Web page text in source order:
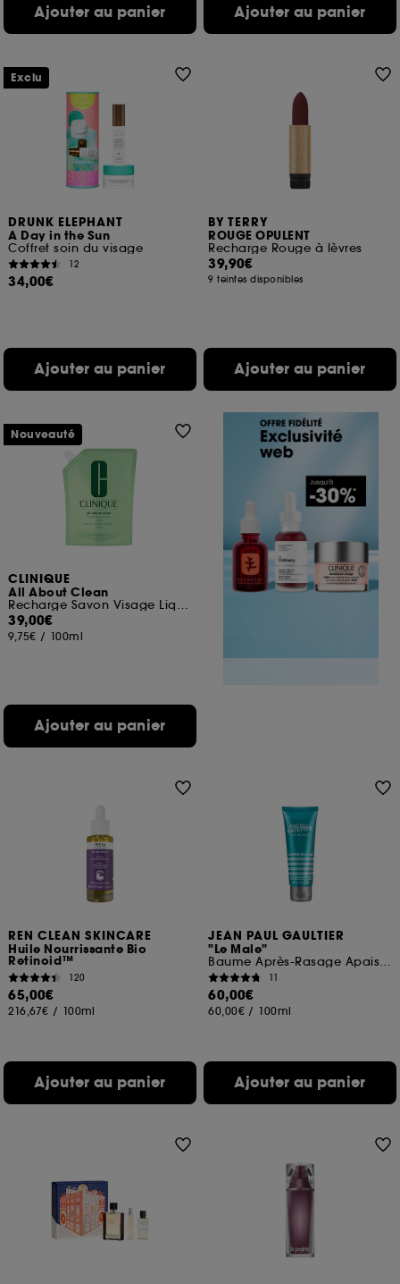
Ajouter au panier Ajouter au panier
DRUNK ELEPHANT
A Day in the Sun
Coffret soin du visage
12
34,00€
Ajouter au panier
Exclu
BY TERRY
ROUGE OPULENT
Recharge Rouge à lèvres
39,90€
9 teintes disponibles
Ajouter au panier
CLINIQUE
All About Clean
Recharge Savon Visage Liquide Doux – Peaux sèches à mixtes
39,00€
9,75€ / 100ml
Ajouter au panier
Nouveauté
REN CLEAN SKINCARE
Huile Nourrissante Bio
Retinoid™
120
65,00€
216,67€ / 100ml
Ajouter au panier
JEAN PAUL GAULTIER
"Le Male"
Baume Après-Rasage Apaisant
11
60,00€
60,00€ / 100ml
Ajouter au panier